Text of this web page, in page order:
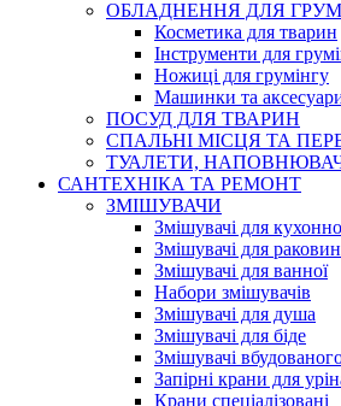
ОБЛАДНЕННЯ ДЛЯ
Косметика для тварин
Інструменти для
Ножиці для грумінгу
Машинки та
ПОСУД ДЛЯ ТВАРИН
СПАЛЬНІ МІСЦЯ ТА
ТУАЛЕТИ,
САНТЕХНІКА ТА РЕМОНТ
ЗМІШУВАЧИ
Змішувачі для
Змішувачі для
Змішувачі для ванної
Набори змішувачів
Змішувачі для душа
Змішувачі для біде
Змішувачі
Запірні крани для
Крани спеціалізовані